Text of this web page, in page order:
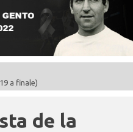
a finale)
de la